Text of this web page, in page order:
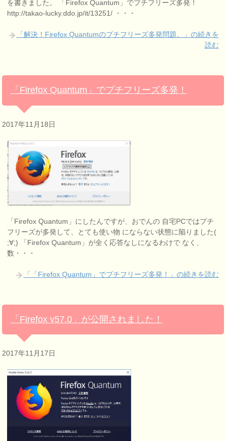
を書きました。 「Firefox Quantum」でプチフリーズ多発！
http://takao-lucky.ddo.jp/it/13251/ ・・・
「解決！Firefox Quantumのプチフリーズ多発問題。」の続きを
読む
「Firefox Quantum」でプチフリーズ多発！
2017年11月18日
「Firefox Quantum」にしたんですが、おでんの 自宅PCではプチ
フリーズが多発して、とても使い物 にならない状態に陥りました(
;∀;) 「Firefox Quantum」が全く応答なしになるわけで なく、
数・・・
「「Firefox Quantum」でプチフリーズ多発！」の続きを読む
「Firefox v57.0」が公開されました！
2017年11月17日